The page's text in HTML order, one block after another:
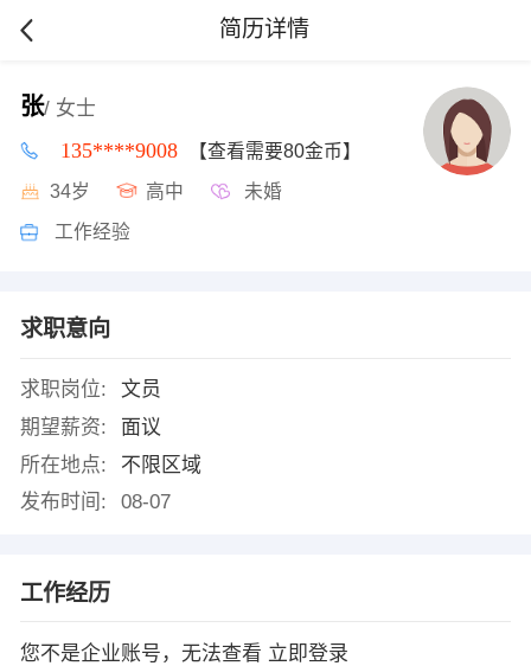
简历详情
张/ 女士
135****9008 【查看需要80金币】
34岁 高中 未婚
工作经验
求职意向
求职岗位:
文员
期望薪资:
面议
所在地点:
不限区域
发布时间:
08-07
工作经历
您不是企业账号，无法查看 立即登录